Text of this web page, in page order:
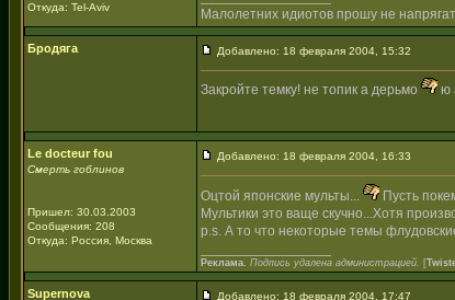
Откуда: Tel-Aviv
Малолетних идиотов прошу не
Бродяга Добавлено: 18 февраля 2004, 15:32
Закройте темку! не топик а дерьмо ю
Le docteur fou
Смерть гоблинов
Пришел: 30.03.2003
Сообщения: 208
Откуда: Россия, Москва
Добавлено: 18 февраля 2004, 16:33
Оцтой японские мульты... Пусть
Мультики это ваще скучно...Хотя
p.s. А то что некоторые темы
Реклама. Подпись удалена администрацией. [
Supernova Добавлено: 18 февраля 2004, 17:47